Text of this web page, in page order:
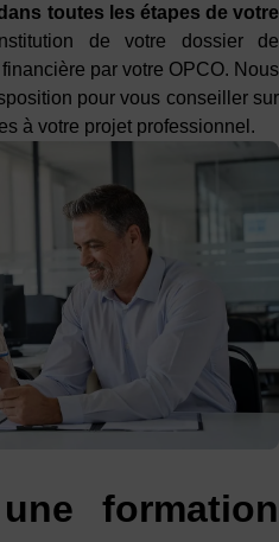
toutes les étapes de votre
de votre dossier de
par votre OPCO. Nous
pour vous conseiller sur
à votre projet professionnel.
formation